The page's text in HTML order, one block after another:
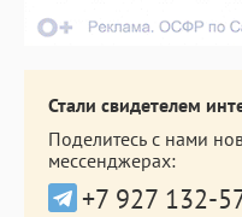
Стали свидетелем
Поделитесь с нами
мессенджерах:
+7 927 132-